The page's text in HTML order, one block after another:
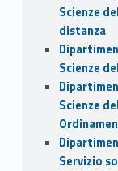
Scienze
distanza
Scienze
Scienze
Servizio